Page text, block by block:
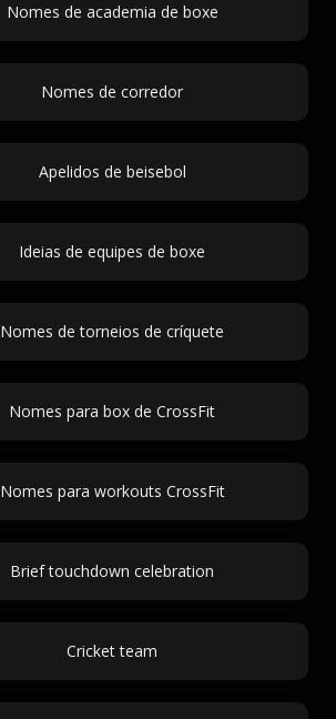
Nomes de academia de boxe
Nomes de corredor
Apelidos de beisebol
Ideias de equipes de boxe
Nomes de torneios de críquete
Nomes para box de CrossFit
Nomes para workouts CrossFit
Brief touchdown celebration
Cricket team